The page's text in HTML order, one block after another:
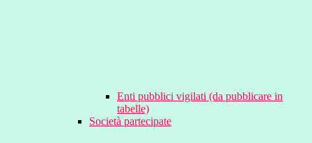
Enti pubblici vigilati (da pubblicare in
tabelle)
Società partecipate